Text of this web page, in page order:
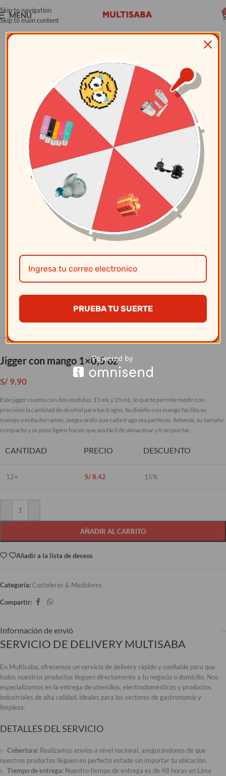
Skip to navigation
Skip to main content
MENÚ
Jigger con mango 1×0,5 oz
S/9.90
Este jigger cuenta con dos medidas, 15 mL y 25 mL, lo que te permite medir con
precisión la cantidad de alcohol para tus tragos. Su diseño con mango facilita su
manejo y evita derrames, asegurando que cada trago sea perfecto. Además, su tamaño
compacto y su peso ligero hacen que sea fácil de almacenar y transportar.
CANTIDAD PRECIO DESCUENTO
12+ S/8.42 15%
AÑADIR AL CARRITO
Añadir a la lista de deseos
Categoría:Cocteleras & Medidores
Compartir:
Información de envió
SERVICIO DE DELIVERY MULTISABA
En Multisaba, ofrecemos un servicio de delivery rápido y confiable para que
todos nuestros productos lleguen directamente a tu negocio o domicilio. Nos
especializamos en la entrega de utensilios, electrodomésticos y productos
industriales de alta calidad, ideales para los sectores de gastronomía y
limpieza.
DETALLES DEL SERVICIO
Cobertura: Realizamos envíos a nivel nacional, asegurándonos de que
nuestros productos lleguen en perfecto estado sin importar tu ubicación.
Tiempo de entrega: Nuestro tiempo de entrega es de 48 horas en Lima
PRUEBA TU SUERTE